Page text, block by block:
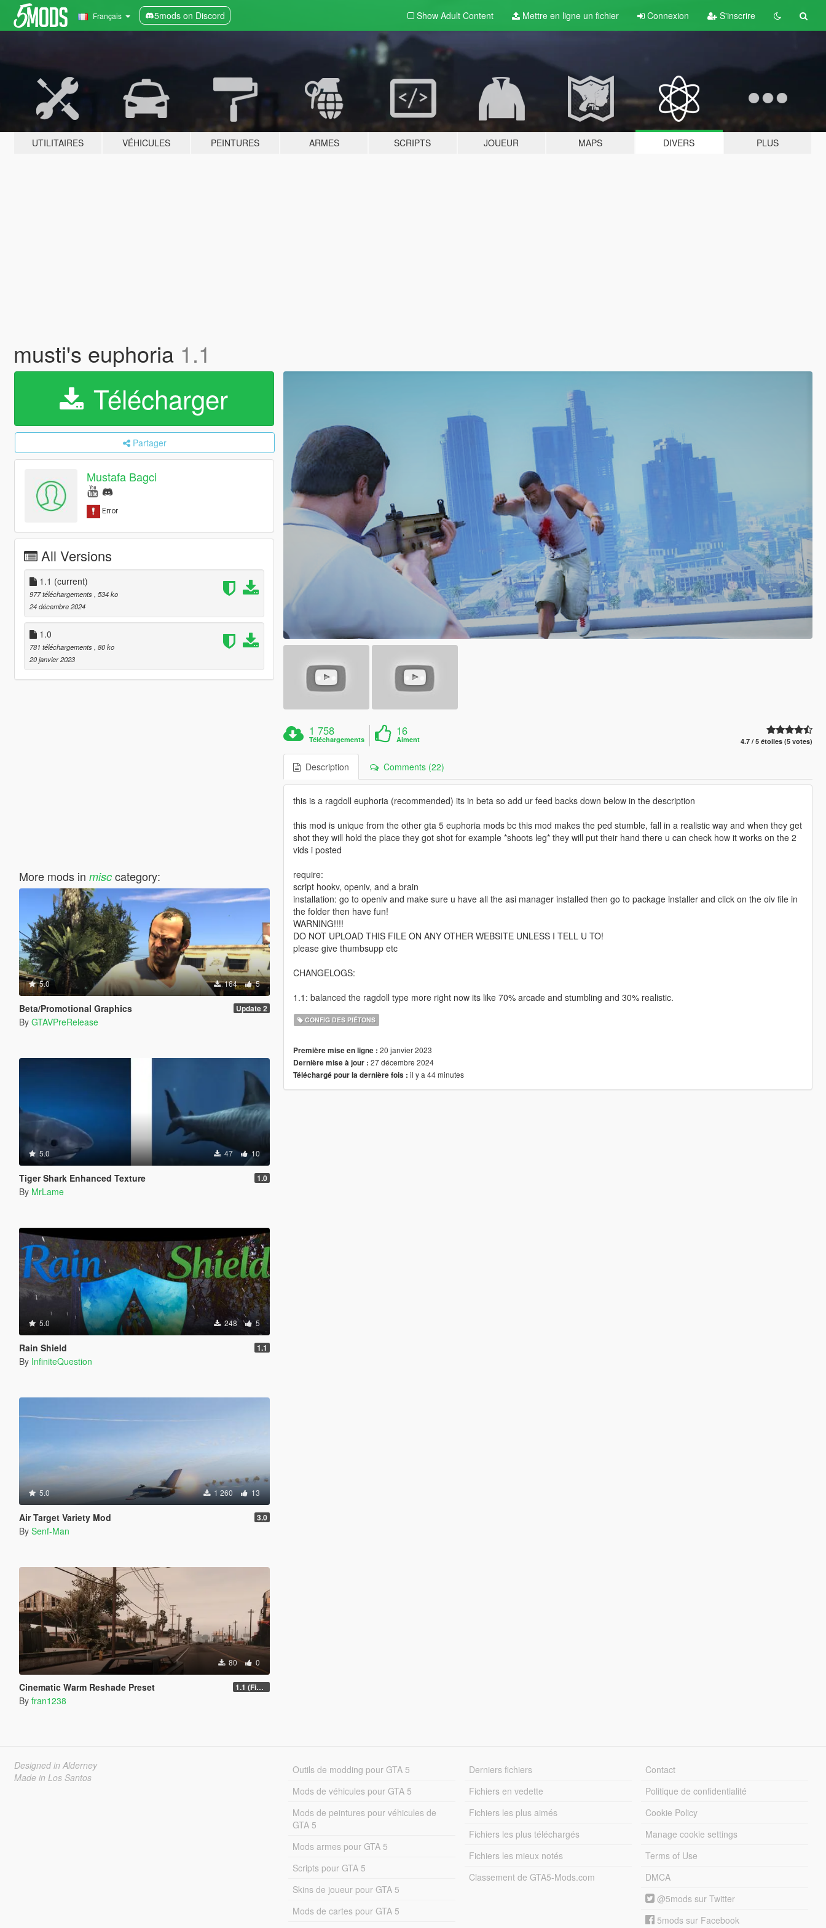
Français 5mods on Discord Show Adult Content Mettre en ligne un fichier Connexion S'inscrire
UTILITAIRES VÉHICULES PEINTURES ARMES SCRIPTS JOUEUR MAPS DIVERS PLUS
musti's euphoria 1.1
Télécharger
Partager
Mustafa Bagci
All Versions
1.1 (current)
977 téléchargements , 534 ko
24 décembre 2024
1.0
781 téléchargements , 80 ko
20 janvier 2023
More mods in misccategory:
5.0 164 5
Beta/Promotional Graphics Update 2
By GTAVPreRelease
5.0 47 10
Tiger Shark Enhanced Texture 1.0
By MrLame
5.0 248 5
Rain Shield 1.1
By InfiniteQuestion
5.0 1 260 13
Air Target Variety Mod 3.0
By Senf-Man
80 0
Cinematic Warm Reshade Preset 1.1 (Final)
By fran1238
1 758
Téléchargements
16
Aiment 4.7 / 5 étoiles (5 votes)
Description Comments (22)
this is a ragdoll euphoria (recommended) its in beta so add ur feed backs down below in the description
this mod is unique from the other gta 5 euphoria mods bc this mod makes the ped stumble, fall in a realistic way and when they get
shot they will hold the place they got shot for example *shoots leg* they will put their hand there u can check how it works on the 2
vids i posted
require:
script hookv, openiv, and a brain
installation: go to openiv and make sure u have all the asi manager installed then go to package installer and click on the oiv file in
the folder then have fun!
WARNING!!!!
DO NOT UPLOAD THIS FILE ON ANY OTHER WEBSITE UNLESS I TELL U TO!
please give thumbsupp etc
CHANGELOGS:
1.1: balanced the ragdoll type more right now its like 70% arcade and stumbling and 30% realistic.
CONFIG DES PIÉTONS
Première mise en ligne : 20 janvier 2023
Dernière mise à jour : 27 décembre 2024
Téléchargé pour la dernière fois : il y a 44 minutes
Designed in Alderney
Made in Los Santos
Outils de modding pour GTA 5
Mods de véhicules pour GTA 5
Mods de peintures pour véhicules de
GTA 5
Mods armes pour GTA 5
Scripts pour GTA 5
Skins de joueur pour GTA 5
Mods de cartes pour GTA 5
Derniers fichiers
Fichiers en vedette
Fichiers les plus aimés
Fichiers les plus téléchargés
Fichiers les mieux notés
Classement de GTA5-Mods.com
Contact
Politique de confidentialité
Cookie Policy
Manage cookie settings
Terms of Use
DMCA
@5mods sur Twitter
5mods sur Facebook